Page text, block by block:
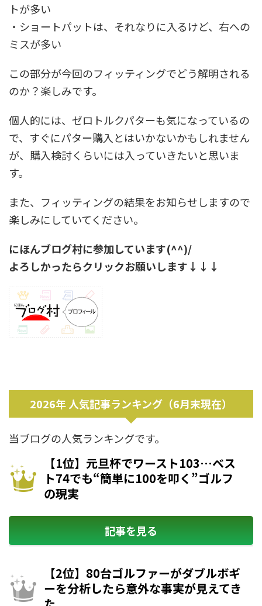
トが多い
・ショートパットは、それなりに入るけど、右への
ミスが多い
この部分が今回のフィッティングでどう解明される
のか？楽しみです。
個人的には、ゼロトルクパターも気になっているの
で、すぐにパター購入とはいかないかもしれません
が、購入検討くらいには入っていきたいと思いま
す。
また、フィッティングの結果をお知らせしますので
楽しみにしていてください。
にほんブログ村に参加しています(^^)/
よろしかったらクリックお願いします↓↓↓
2026年 人気記事ランキング（6月末現在）
当ブログの人気ランキングです。
【1位】元旦杯でワースト103…ベス
ト74でも“簡単に100を叩く”ゴルフ
の現実
記事を見る
【2位】80台ゴルファーがダブルボギ
ーを分析したら意外な事実が見えてき